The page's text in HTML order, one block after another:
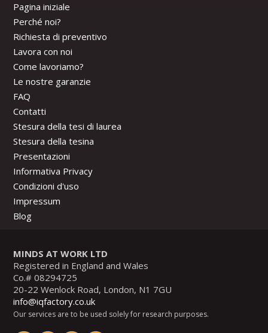
Pagina iniziale
Perché noi?
Richiesta di preventivo
Lavora con noi
Come lavoriamo?
Le nostre garanzie
FAQ
Contatti
Stesura della tesi di laurea
Stesura della tesina
Presentazioni
Informativa Privacy
Condizioni d'uso
Impressum
Blog
MINDS AT WORK LTD
Registered in England and Wales
Co.# 08294725
20-22 Wenlock Road, London, N1 7GU
info@iqfactory.co.uk
Our services are to be used solely for research purposes.